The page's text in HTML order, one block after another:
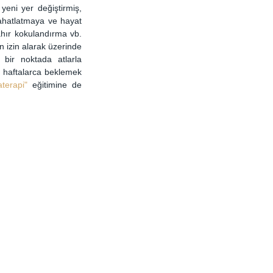
yer değiştirmiş,
ve hayat
kokulandırma vb.
izin alarak üzerinde
bir noktada atlarla
beklemek
eğitimine de